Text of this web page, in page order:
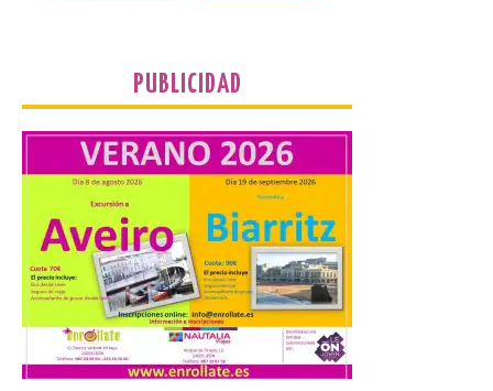
Villadangos recrea la
decidió el futuro del Reino
de León
8 Ago 2026
Una de las novedades de
esta edición de la Batalla
de Villadangos es el plato
principal del Menú, un
cordero asado al fuego y
las brasas in situ durante 5 horas. . Los
días 7, 8 y 9 de este […]
PUBLICIDAD